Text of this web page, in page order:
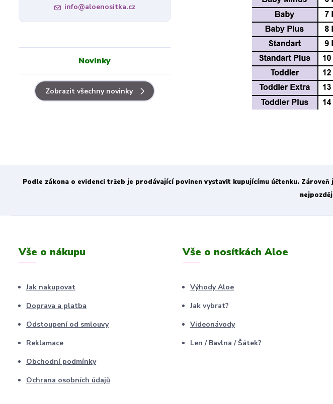
info@aloenositka.cz
Novinky
Zobrazit všechny novinky
Podle zákona o evidenci tržeb je prodávající povinen vystavit kupujícímu účtenku.
Vše o nákupu
Jak nakupovat
Doprava a platba
Odstoupení od smlouvy
Reklamace
Obchodní podmínky
Ochrana osobních údajů
Vše o nosítkách Aloe
Výhody Aloe
Jak vybrat?
Videonávody
Len / Bavlna / Šátek?